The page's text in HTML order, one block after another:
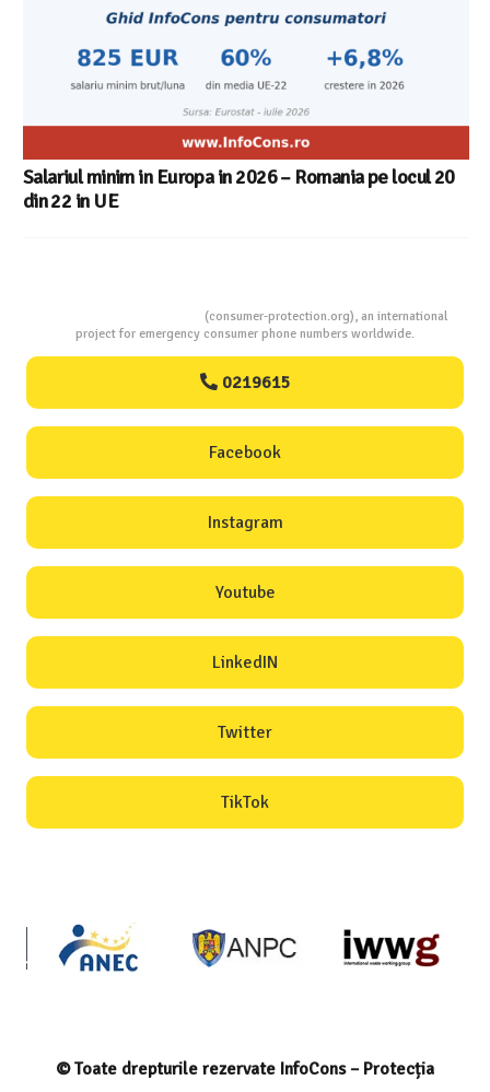
(consumer-protection.org), an international
project for emergency consumer phone numbers worldwide.
0219615
Facebook
Instagram
Youtube
LinkedIN
Twitter
TikTok
© Toate drepturile rezervate InfoCons – Protecția